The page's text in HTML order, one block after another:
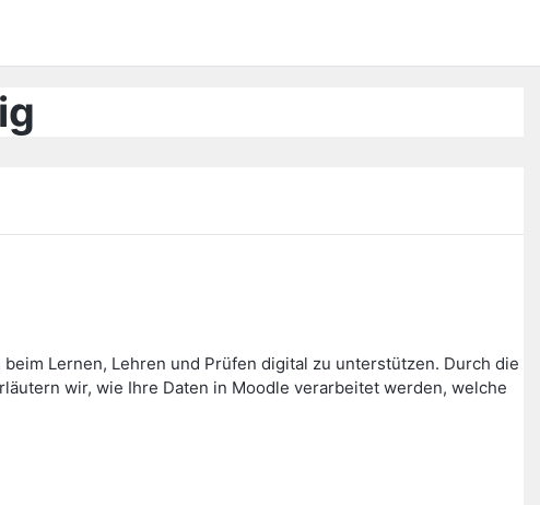
Lernen, Lehren und Prüfen digital zu unterstützen. Durch die
wir, wie Ihre Daten in Moodle verarbeitet werden, welche